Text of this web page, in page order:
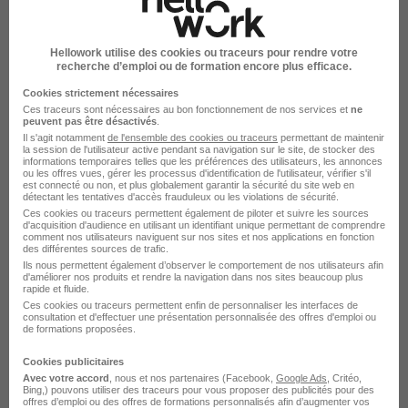
CDD 23 000 - 27 000 € / an
Cette offre n’est plus disponible depuis le 16/04/26
Pharmacien Responsable Mad et
BPDO H/F
Aubagne - 13 CDI
Cette offre n’est plus disponible depuis le 11/04/26
Contrôleur de Gestion H/F
Aubagne - 13
Cette offre n’est plus disponible depuis le 06/04/26
Délégué Commercial Mad H/F
Hellowork utilise des cookies ou traceurs pour rendre votre
recherche d’emploi ou de formation encore plus efficace.
Cookies strictement nécessaires
Ces traceurs sont nécessaires au bon fonctionnement de nos services et ne
peuvent pas être désactivés
Il s'agit notamment de l'ensemble des cookies ou traceurs permettant de maintenir
la session de l'utilisateur active pendant sa navigation sur le site, de stocker des
informations temporaires telles que les préférences des utilisateurs, les annonces
ou les offres vues, gérer les processus d'identification de l'utilisateur, vérifier s'il
est connecté ou non, et plus globalement garantir la sécurité du site web en
détectant les tentatives d'accès frauduleux ou les violations de sécurité.
Ces cookies ou traceurs permettent également de piloter et suivre les sources
d'acquisition d'audience en utilisant un identifiant unique permettant de comprendre
comment nos utilisateurs naviguent sur nos sites et nos applications en fonction
des différentes sources de trafic.
Ils nous permettent également d’observer le comportement de nos utilisateurs afin
d'améliorer nos produits et rendre la navigation dans nos sites beaucoup plus
rapide et fluide.
Ces cookies ou traceurs permettent enfin de personnaliser les interfaces de
consultation et d'effectuer une présentation personnalisée des offres d'emploi ou
de formations proposées.
Cookies publicitaires
Avec votre accord , nous et nos partenaires (Facebook, Google Ads , Critéo,
Bing,) pouvons utiliser des traceurs pour vous proposer des publicités pour des
offres d’emploi ou des offres de formations personnalisés afin d’augmenter vos